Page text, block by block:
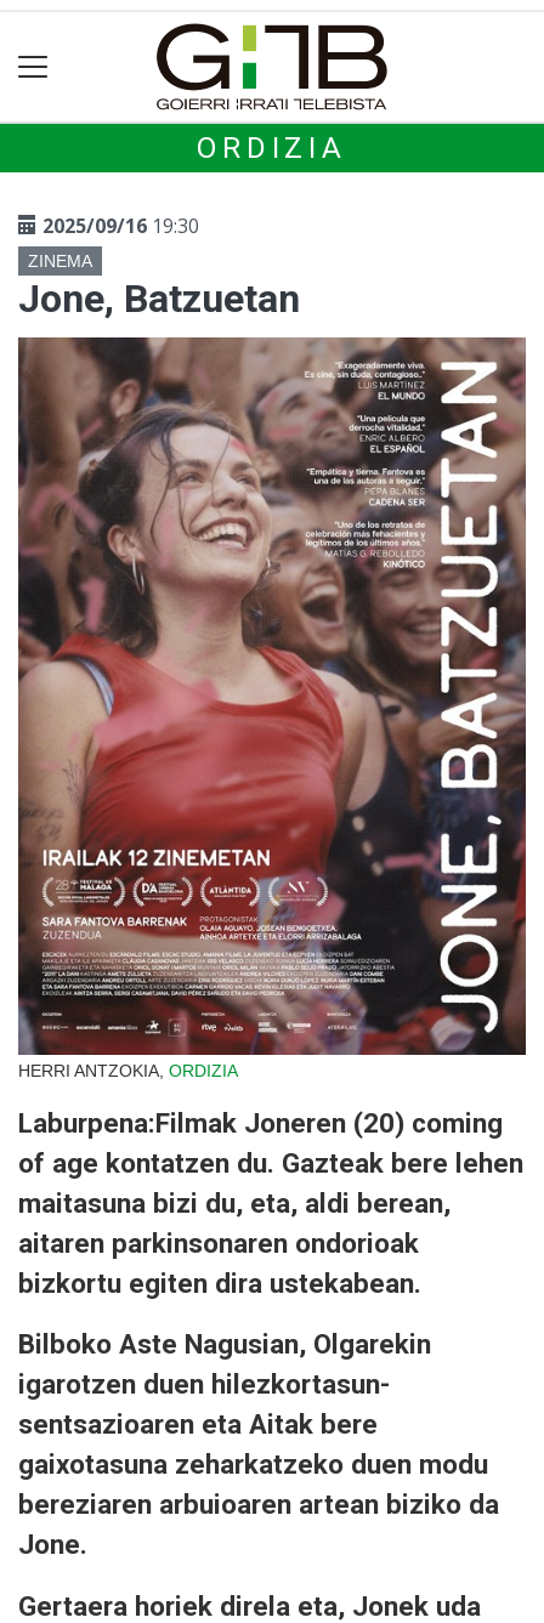
ORDIZIA
2025/09/16 19:30
ZINEMA
Jone, Batzuetan
HERRI ANTZOKIA, ORDIZIA
Laburpena:Filmak Joneren (20) coming
of age kontatzen du. Gazteak bere lehen
maitasuna bizi du, eta, aldi berean,
aitaren parkinsonaren ondorioak
bizkortu egiten dira ustekabean.
Bilboko Aste Nagusian, Olgarekin
igarotzen duen hilezkortasun-
sentsazioaren eta Aitak bere
gaixotasuna zeharkatzeko duen modu
bereziaren arbuioaren artean biziko da
Jone.
Gertaera horiek direla eta, Jonek uda